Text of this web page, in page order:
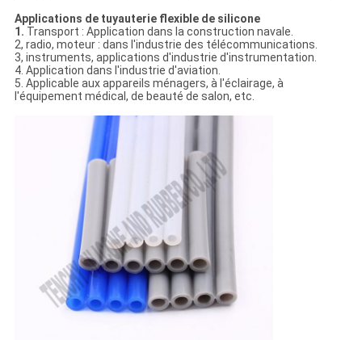
Applications de tuyauterie flexible de silicone
1. Transport : Application dans la construction navale.
2, radio, moteur : dans l'industrie des télécommunications.
3, instruments, applications d'industrie d'instrumentation.
4. Application dans l'industrie d'aviation.
5. Applicable aux appareils ménagers, à l'éclairage, à
l'équipement médical, de beauté de salon, etc.